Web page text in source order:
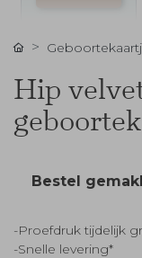
Hip
Bestel
-Proefdruk tijdelijk
-Snelle levering*